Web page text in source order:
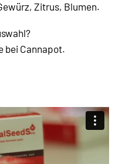
Zitrus, Blumen.
bei Cannapot.